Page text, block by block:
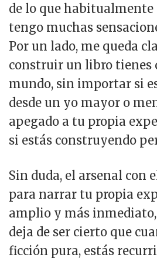
de lo que habitualmente
tengo muchas
Por un lado, me queda
construir un libro tienes
mundo, sin importar si
desde un yo mayor o
apegado a tu propia
si estás construyendo
Sin duda, el arsenal con
para narrar tu propia
amplio y más
deja de ser cierto que
ficción pura, estás